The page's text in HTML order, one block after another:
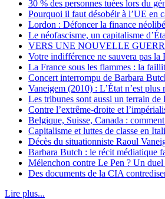
30 % des personnes tuées lors du
Pourquoi il faut désobéir à l’UE en
Lordon : Défoncer la finance
Le néofascisme, un capitalisme
VERS UNE NOUVELLE
Votre indifférence ne sauvera pas la
La France sous les flammes : la
Concert interrompu de Barbara
Vaneigem (2010) : L’État n’est plus
Les tribunes sont aussi un terrain de
Contre l’extrême-droite et
Belgique, Suisse, Canada :
Capitalisme et luttes de classe en
Décès du situationniste Raoul
Barbara Butch : le récit médiatique
Mélenchon contre Le Pen ? Un duel
Des documents de la CIA
Lire plus...